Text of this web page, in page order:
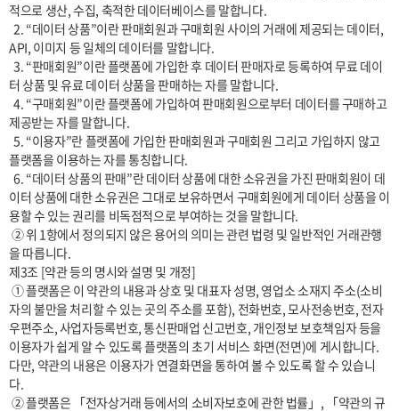
적으로 생산, 수집, 축적한 데이터베이스를 말합니다.
  2. “데이터 상품”이란 판매회원과 구매회원 사이의 거래에 제공되는 데이터,
API, 이미지 등 일체의 데이터를 말합니다.
  3. “판매회원”이란 플랫폼에 가입한 후 데이터 판매자로 등록하여 무료 데이
터 상품 및 유료 데이터 상품을 판매하는 자를 말합니다.
  4. “구매회원”이란 플랫폼에 가입하여 판매회원으로부터 데이터를 구매하고
제공받는 자를 말합니다.
  5. “이용자”란 플랫폼에 가입한 판매회원과 구매회원 그리고 가입하지 않고
플랫폼을 이용하는 자를 통칭합니다.
  6. “데이터 상품의 판매”란 데이터 상품에 대한 소유권을 가진 판매회원이 데
이터 상품에 대한 소유권은 그대로 보유하면서 구매회원에게 데이터 상품을 이
용할 수 있는 권리를 비독점적으로 부여하는 것을 말합니다.
을 따릅니다.
제3조 [약관 등의 명시와 설명 및 개정]
자의 불만을 처리할 수 있는 곳의 주소를 포함), 전화번호, 모사전송번호, 전자
우편주소, 사업자등록번호, 통신판매업 신고번호, 개인정보 보호책임자 등을
이용자가 쉽게 알 수 있도록 플랫폼의 초기 서비스 화면(전면)에 게시합니다.
다만, 약관의 내용은 이용자가 연결화면을 통하여 볼 수 있도록 할 수 있습니
다.